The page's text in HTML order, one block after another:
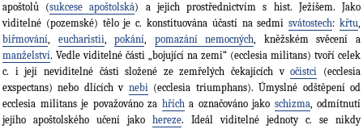
apoštolů (sukcese apoštolská) a jejich prostřednictvím s hist. Ježíšem. Jako
viditelné (pozemské) tělo je c. konstituována účastí na sedmisvátostech:křtu,
biřmování, eucharistii,pokání, pomazání nemocných, kněžském svěcení a
manželství. Vedle viditelné části „bojující na zemi“ (ecclesia militans) tvoří celek
c. i její neviditelné části složené ze zemřelých čekajících vočistci (ecclesia
exspectans) nebo dlících v nebi(ecclesia triumphans). Úmyslné odštěpení od
ecclesia militans je považováno za hřícha označováno jako schizma, odmítnutí
jejího apoštolského učení jako hereze. Ideál viditelné jednoty c. se nikdy